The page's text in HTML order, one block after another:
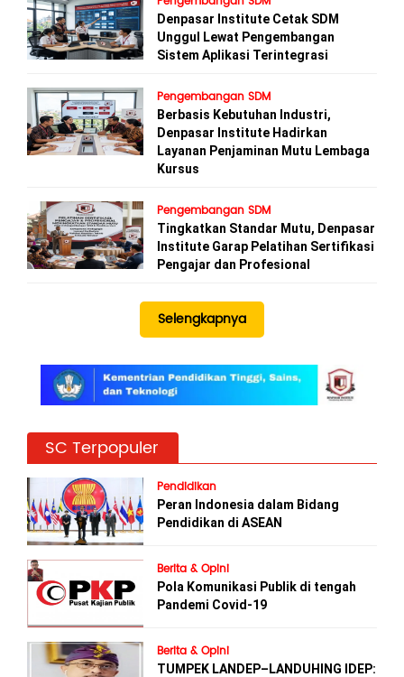
Denpasar Institute Cetak SDM
Unggul Lewat Pengembangan
Sistem Aplikasi Terintegrasi
Pengembangan SDM
Berbasis Kebutuhan Industri,
Denpasar Institute Hadirkan
Layanan Penjaminan Mutu Lembaga
Kursus
Pengembangan SDM
Tingkatkan Standar Mutu, Denpasar
Institute Garap Pelatihan Sertifikasi
Pengajar dan Profesional
Selengkapnya
SC Terpopuler
Pendidikan
Peran Indonesia dalam Bidang
Pendidikan di ASEAN
Berita & Opini
Pola Komunikasi Publik di tengah
Pandemi Covid-19
Berita & Opini
TUMPEK LANDEP–LANDUHING IDEP: